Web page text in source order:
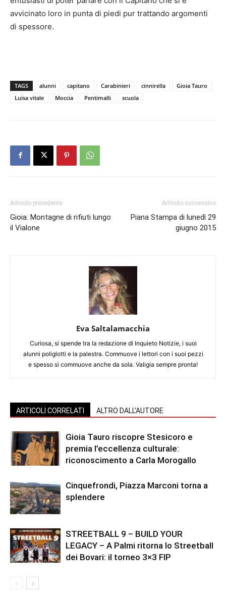
avvicinato loro in punta di piedi pur trattando argomenti
di spessore.
TAGS alunni capitano Carabinieri cinnirella
Gioia Tauro
Luisa vitale
Moccia Pentimalli scuola
Articolo precedente
Gioia: Montagne di rifiuti lungo
il Vialone
Articolo successivo
Piana Stampa di lunedì 29
giugno 2015
Eva Saltalamacchia
Curiosa, si spende tra la redazione di Inquieto Notizie, i suoi
alunni poliglotti e la palestra. Commuove i lettori con i suoi pezzi
e spesso si commuove anche da sola. Valigia sempre pronta!
ARTICOLI CORRELATI ALTRO DALL'AUTORE
Gioia Tauro riscopre Stesicoro e
premia l’eccellenza culturale:
riconoscimento a Carla Morogallo
Cinquefrondi, Piazza Marconi torna a
splendere
STREETBALL 9 – BUILD YOUR
LEGACY – A Palmi ritorna lo Streetball
dei Bovari: il torneo 3×3 FIP